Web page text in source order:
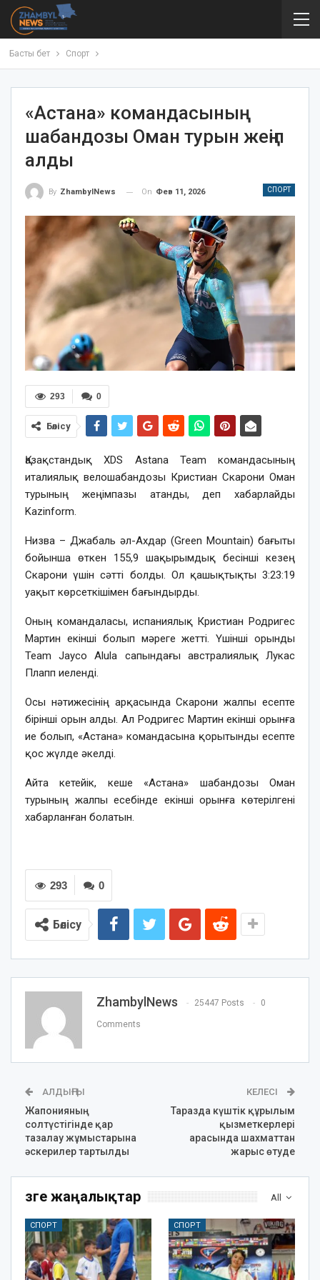
Басты бет Спорт
«Астана» командасының
шабандозы Оман турын жеңіп
алды
СПОРТ
By ZhambylNews On Фев 11, 2026
0
293
Бөлісу
Қазақстандық XDS Astana Team командасының
италиялық велошабандозы Кристиан Скарони Оман
турының жеңімпазы атанды, деп хабарлайды
Kazinform.
Низва – Джабаль әл-Ахдар (Green Mountain) бағыты
бойынша өткен 155,9 шақырымдық бесінші кезең
Скарони үшін сәтті болды. Ол қашықтықты 3:23:19
уақыт көрсеткішімен бағындырды.
Оның командаласы, испаниялық Кристиан Родригес
Мартин екінші болып мәреге жетті. Үшінші орынды
Team Jayco Alula сапындағы австралиялық Лукас
Плапп иеленді.
Осы нәтижесінің арқасында Скарони жалпы есепте
бірінші орын алды. Ал Родригес Мартин екінші орынға
ие болып, «Астана» командасына қорытынды есепте
қос жүлде әкелді.
Айта кетейік, кеше «Астана» шабандозы Оман
турының жалпы есебінде екінші орынға көтерілгені
хабарланған болатын.
0
293
Бөлісу
ZhambylNews 25447 Posts 0
Comments
АЛДЫҢҒЫ
Жапонияның
солтүстігінде қар
тазалау жұмыстарына
әскерилер тартылды
КЕЛЕСІ
Таразда күштік құрылым
қызметкерлері
арасында шахматтан
жарыс өтуде
All
Өзге жаңалықтар
СПОРТ СПОРТ